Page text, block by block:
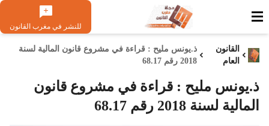
للنشر في مغرب القانون
القانون
العام
ذ.يونس مليح : قراءة في مشروع قانون المالية لسنة
2018 رقم 68.17
ذ.يونس مليح : قراءة في مشروع قانون
المالية لسنة 2018 رقم 68.17